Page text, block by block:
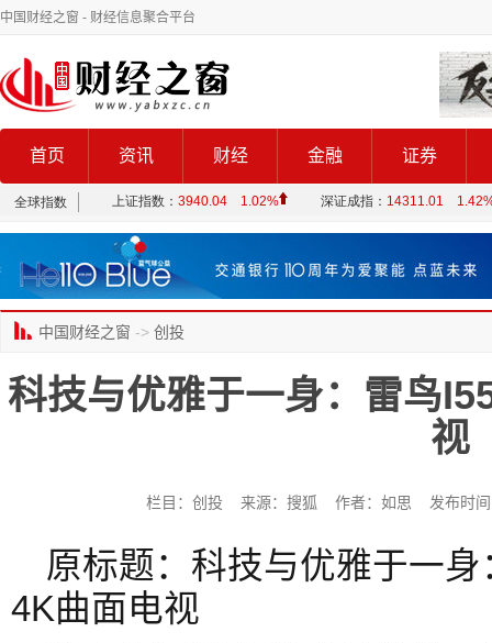
中国财经之窗 - 财经信息聚合平台
首页 资讯 财经 金融 证券
中国财经之窗 -> 创投
科技与优雅于一身：雷鸟
视
栏目：创投 来源：搜狐 作者：如思 发布时
原标题：科技与优雅于一
4K曲面电视